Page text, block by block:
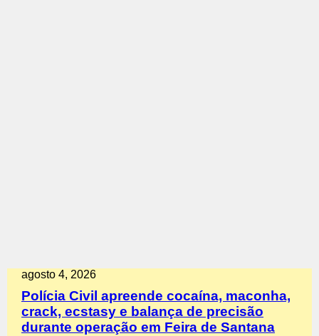
agosto 4, 2026
Polícia Civil apreende cocaína, maconha,
crack, ecstasy e balança de precisão
durante operação em Feira de Santana